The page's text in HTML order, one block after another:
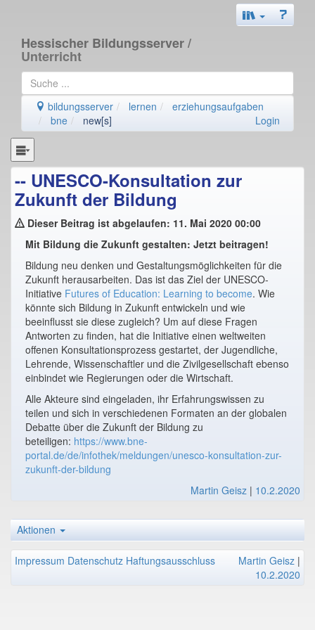
Hessischer Bildungsserver/
Unterricht
bildungsserver lernen
erziehungsaufgaben
bne
new[s] Login
-- UNESCO-Konsultation zur
Zukunft der Bildung
Dieser Beitrag ist abgelaufen: 11. Mai 2020 00:00
Mit Bildung die Zukunft gestalten: Jetzt beitragen!
Bildung neu denken und Gestaltungsmöglichkeiten für die
Zukunft herausarbeiten. Das ist das Ziel der UNESCO-
Initiative Futures of Education: Learning to become. Wie
könnte sich Bildung in Zukunft entwickeln und wie
beeinflusst sie diese zugleich? Um auf diese Fragen
Antworten zu finden, hat die Initiative einen weltweiten
offenen Konsultationsprozess gestartet, der Jugendliche,
Lehrende, Wissenschaftler und die Zivilgesellschaft ebenso
einbindet wie Regierungen oder die Wirtschaft.
Alle Akteure sind eingeladen, ihr Erfahrungswissen zu
teilen und sich in verschiedenen Formaten an der globalen
Debatte über die Zukunft der Bildung zu
beteiligen: https://www.bne-
portal.de/de/infothek/meldungen/unesco-konsultation-zur-
zukunft-der-bildung
Martin Geisz | 10.2.2020
Aktionen
Impressum Datenschutz Haftungsausschluss Martin Geisz |
10.2.2020